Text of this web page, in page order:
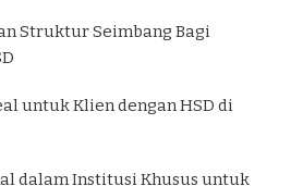
Struktur Seimbang Bagi
untuk Klien dengan HSD di
dalam Institusi Khusus untuk